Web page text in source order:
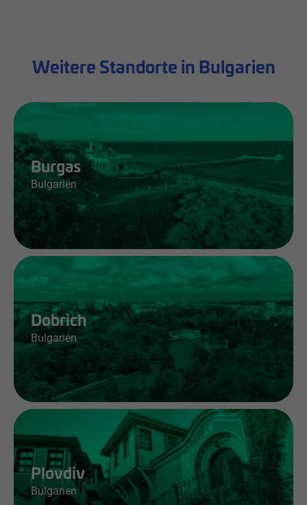
Weitere Standorte in Bulgarien
Burgas
Bulgarien
Dobrich
Bulgarien
Plovdiv
Bulgarien